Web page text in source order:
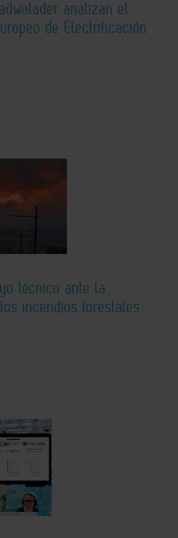
analizan el
de Electrificación
técnico ante la
incendios forestales